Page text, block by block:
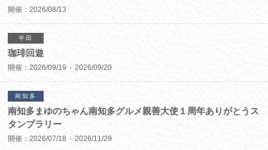
開催：2026/08/13
半田
珈琲回遊
開催：2026/09/19 2026/09/20
南知多
南知多まゆのちゃん南知多グルメ親善大使１周年ありがとうス
タンプラリー
開催：2026/07/18 2026/11/29